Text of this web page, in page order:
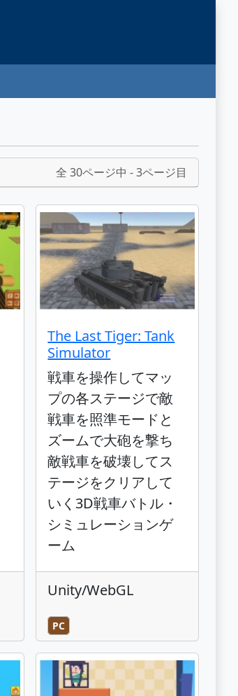
全 30ページ中 - 3ページ目
The Last Tiger: Tank
Simulator
戦車を操作してマッ
プの各ステージで敵
戦車を照準モードと
ズームで大砲を撃ち
敵戦車を破壊してス
テージをクリアして
いく3D戦車バトル・
シミュレーションゲ
ーム
Unity/WebGL
PC